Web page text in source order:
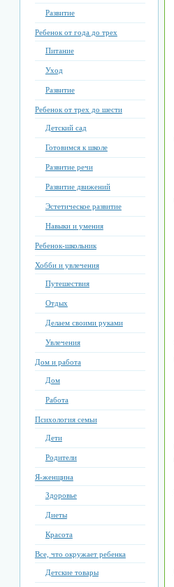
Развитие
Ребенок от года до трех
Питание
Уход
Развитие
Ребенок от трех до шести
Детский сад
Готовимся к школе
Развитие речи
Развитие движений
Эстетическое развитие
Навыки и умения
Ребенок-школьник
Хобби и увлечения
Путешествия
Отдых
Делаем своими руками
Увлечения
Дом и работа
Дом
Работа
Психология семьи
Дети
Родители
Я-женщина
Здоровье
Диеты
Красота
Все, что окружает ребенка
Детские товары